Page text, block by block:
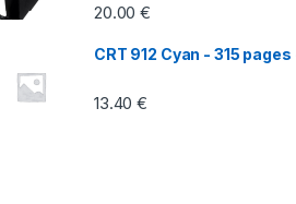
20.00€
CRT 912 Cyan - 315
13.40€